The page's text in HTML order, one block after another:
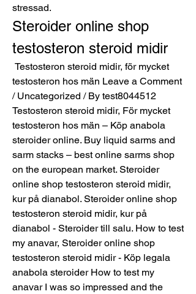
stressad.
Steroider online shop
testosteron steroid midir
testosteron hos män Leave a Comment
/ Uncategorized / By test8044512
Testosteron steroid midir, För mycket
testosteron hos män – Köp anabola
steroider online. Buy liquid sarms and
sarm stacks – best online sarms shop
on the european market. Steroider
online shop testosteron steroid midir,
kur på dianabol. Steroider online shop
testosteron steroid midir, kur på
dianabol - Steroider till salu. How to test
my anavar, Steroider online shop
testosteron steroid midir - Köp legala
anabola steroider How to test my
anavar I was so impressed and the